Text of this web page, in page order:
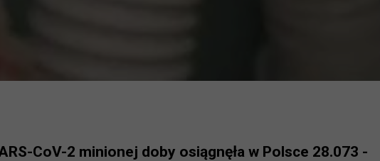
CoV-2 minionej doby osiągnęła w Polsce 28.073 -